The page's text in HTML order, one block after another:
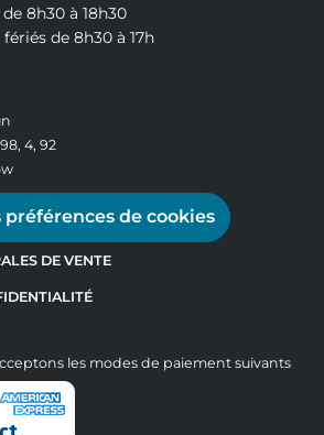
8h30 à 18h30
de 8h30 à 17h
4, 92
préférences de cookies
DE VENTE
les modes de paiement suivants